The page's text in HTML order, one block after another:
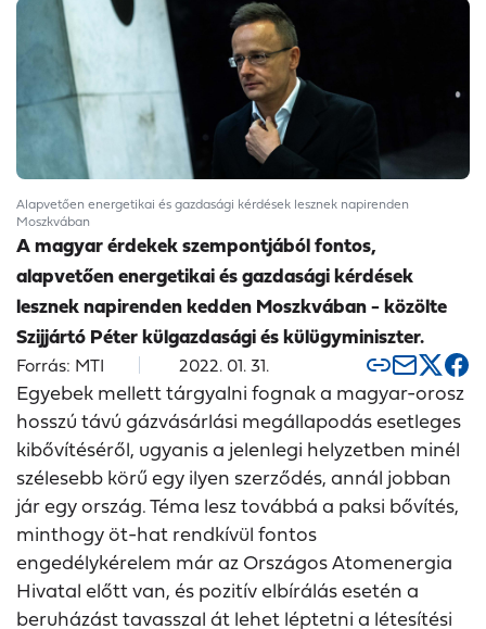
Alapvetően energetikai és gazdasági kérdések lesznek napirenden
Moszkvában
A magyar érdekek szempontjából fontos,
alapvetően energetikai és gazdasági kérdések
lesznek napirenden kedden Moszkvában - közölte
Szijjártó Péter külgazdasági és külügyminiszter.
Forrás: MTI 2022. 01. 31.
Egyebek mellett tárgyalni fognak a magyar-orosz
hosszú távú gázvásárlási megállapodás esetleges
kibővítéséről, ugyanis a jelenlegi helyzetben minél
szélesebb körű egy ilyen szerződés, annál jobban
jár egy ország. Téma lesz továbbá a paksi bővítés,
minthogy öt-hat rendkívül fontos
engedélykérelem már az Országos Atomenergia
Hivatal előtt van, és pozitív elbírálás esetén a
beruházást tavasszal át lehet léptetni a létesítési